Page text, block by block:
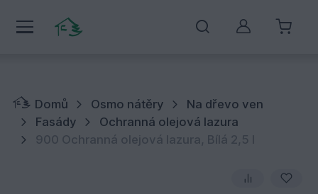
Můj účet
Domů Osmo nátěry
Na dřevo ven
Fasády
Ochranná olejová lazura
900 Ochranná olejová lazura, Bílá 2,5 l